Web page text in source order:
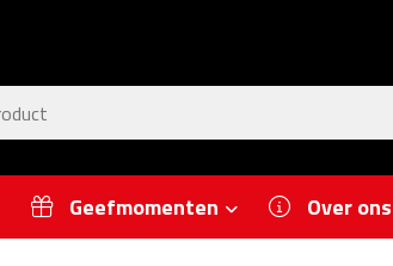
Geefmomenten Over ons